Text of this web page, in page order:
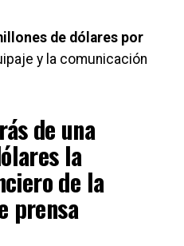
de dólares por
y la comunicación
de una
la
de la
prensa